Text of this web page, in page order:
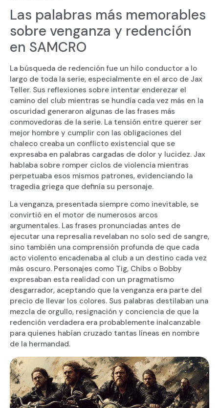
Las palabras más memorables
sobre venganza y redención
en SAMCRO
La búsqueda de redención fue un hilo conductor a lo
largo de toda la serie, especialmente en el arco de Jax
Teller. Sus reflexiones sobre intentar enderezar el
camino del club mientras se hundía cada vez más en la
oscuridad generaron algunas de las frases más
conmovedoras de la serie. La tensión entre querer ser
mejor hombre y cumplir con las obligaciones del
chaleco creaba un conflicto existencial que se
expresaba en palabras cargadas de dolor y lucidez. Jax
hablaba sobre romper ciclos de violencia mientras
perpetuaba esos mismos patrones, evidenciando la
tragedia griega que definía su personaje.
La venganza, presentada siempre como inevitable, se
convirtió en el motor de numerosos arcos
argumentales. Las frases pronunciadas antes de
ejecutar una represalia revelaban no solo sed de sangre,
sino también una comprensión profunda de que cada
acto violento encadenaba al club a un destino cada vez
más oscuro. Personajes como Tig, Chibs o Bobby
expresaban esta realidad con un pragmatismo
desgarrador, aceptando que la venganza era parte del
precio de llevar los colores. Sus palabras destilaban una
mezcla de orgullo, resignación y conciencia de que la
redención verdadera era probablemente inalcanzable
para quienes habían cruzado tantas líneas en nombre
de la hermandad.